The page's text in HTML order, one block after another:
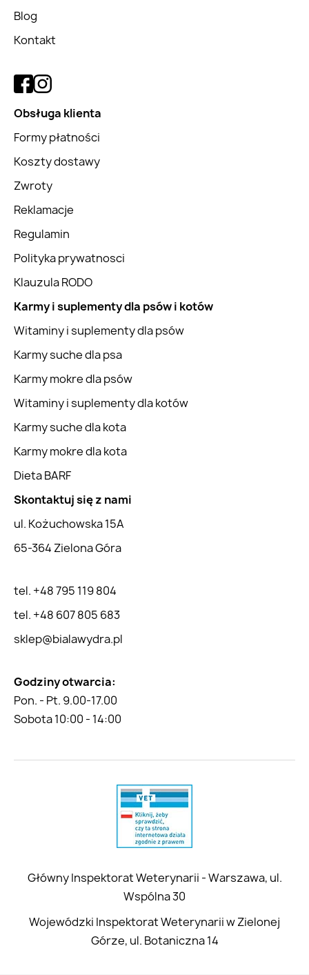
Blog
Kontakt
Obsługa klienta
Formy płatności
Koszty dostawy
Zwroty
Reklamacje
Regulamin
Polityka prywatnosci
Klauzula RODO
Karmy i suplementy dla psów i kotów
Witaminy i suplementy dla psów
Karmy suche dla psa
Karmy mokre dla psów
Witaminy i suplementy dla kotów
Karmy suche dla kota
Karmy mokre dla kota
Dieta BARF
Skontaktuj się z nami
ul. Kożuchowska 15A
65-364 Zielona Góra
tel. +48 795 119 804
tel. +48 607 805 683
sklep@bialawydra.pl
Godziny otwarcia:
Pon. - Pt. 9.00-17.00
Sobota 10:00 - 14:00
Główny Inspektorat Weterynarii - Warszawa, ul.
Wspólna 30
Wojewódzki Inspektorat Weterynarii w Zielonej
Górze, ul. Botaniczna 14